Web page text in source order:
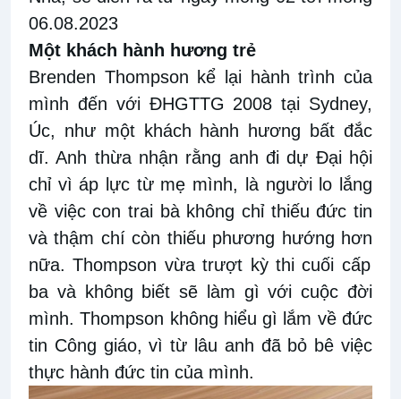
06.08.2023
Một khách hành hương trẻ
Brenden Thompson kể lại hành trình của
mình đến với ĐHGTTG 2008 tại Sydney,
Úc, như một khách hành hương bất đắc
dĩ. Anh thừa nhận rằng anh đi dự Đại hội
chỉ vì áp lực từ mẹ mình, là người lo lắng
về việc con trai bà không chỉ thiếu đức tin
và thậm chí còn thiếu phương hướng hơn
nữa. Thompson vừa trượt kỳ thi cuối cấp
ba và không biết sẽ làm gì với cuộc đời
mình. Thompson không hiểu gì lắm về đức
tin Công giáo, vì từ lâu anh đã bỏ bê việc
thực hành đức tin của mình.